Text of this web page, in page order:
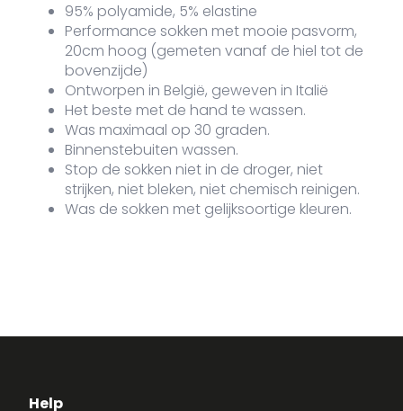
95% polyamide, 5% elastine
Performance sokken met mooie pasvorm,
20cm hoog (gemeten vanaf de hiel tot de
bovenzijde)
Ontworpen in België, geweven in Italië
Het beste met de hand te wassen.
Was maximaal op 30 graden.
Binnenstebuiten wassen.
Stop de sokken niet in de droger, niet
strijken, niet bleken, niet chemisch reinigen.
Was de sokken met gelijksoortige kleuren.
Help